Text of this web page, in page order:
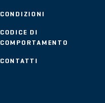
CONDIZIONI
CODICE DI
COMPORTAMENTO
CONTATTI